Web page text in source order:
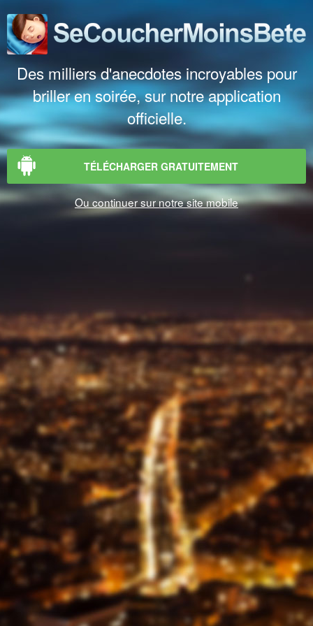
Des milliers d'anecdotes incroyables pour
briller en soirée, sur notre application
officielle.
TÉLÉCHARGER GRATUITEMENT
Ou continuer sur notre site mobile